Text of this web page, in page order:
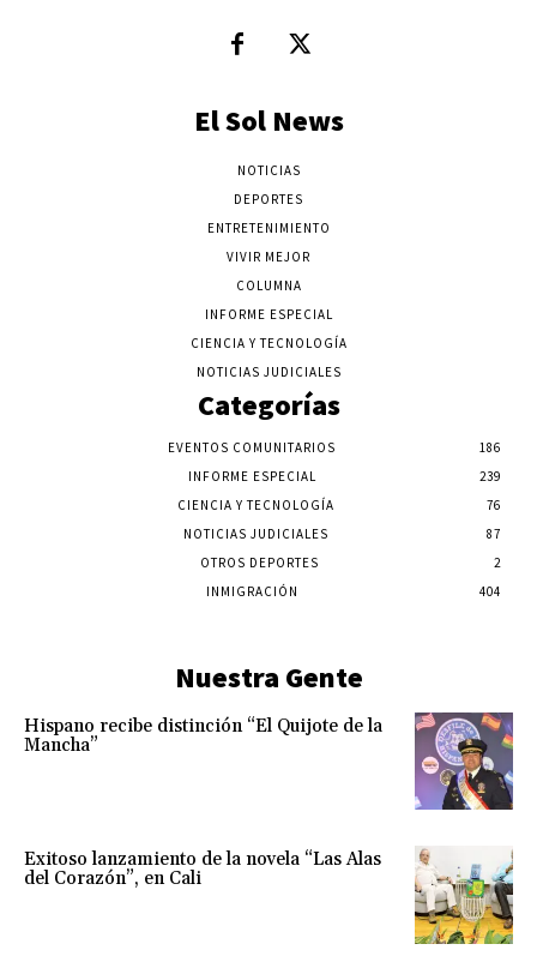
El Sol News
NOTICIAS
DEPORTES
ENTRETENIMIENTO
VIVIR MEJOR
COLUMNA
INFORME ESPECIAL
CIENCIA Y TECNOLOGÍA
NOTICIAS JUDICIALES
Categorías
EVENTOS COMUNITARIOS
186
INFORME ESPECIAL
239
CIENCIA Y TECNOLOGÍA
76
NOTICIAS JUDICIALES
87
OTROS DEPORTES
2
INMIGRACIÓN
404
Nuestra Gente
Hispano recibe distinción “El Quijote de la
Mancha”
Exitoso lanzamiento de la novela “Las Alas
del Corazón”, en Cali